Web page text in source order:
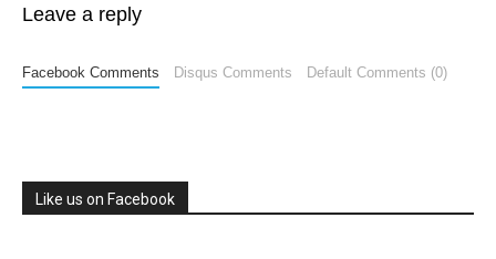
Leave a reply
Facebook Comments Disqus Comments Default Comments (0)
Like us on Facebook